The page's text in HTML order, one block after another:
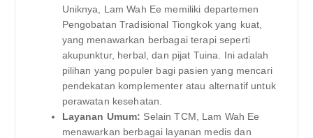
Uniknya, Lam Wah Ee memiliki departemen
Pengobatan Tradisional Tiongkok yang kuat,
yang menawarkan berbagai terapi seperti
akupunktur, herbal, dan pijat Tuina. Ini adalah
pilihan yang populer bagi pasien yang mencari
pendekatan komplementer atau alternatif untuk
perawatan kesehatan.
Layanan Umum: Selain TCM, Lam Wah Ee
menawarkan berbagai layanan medis dan